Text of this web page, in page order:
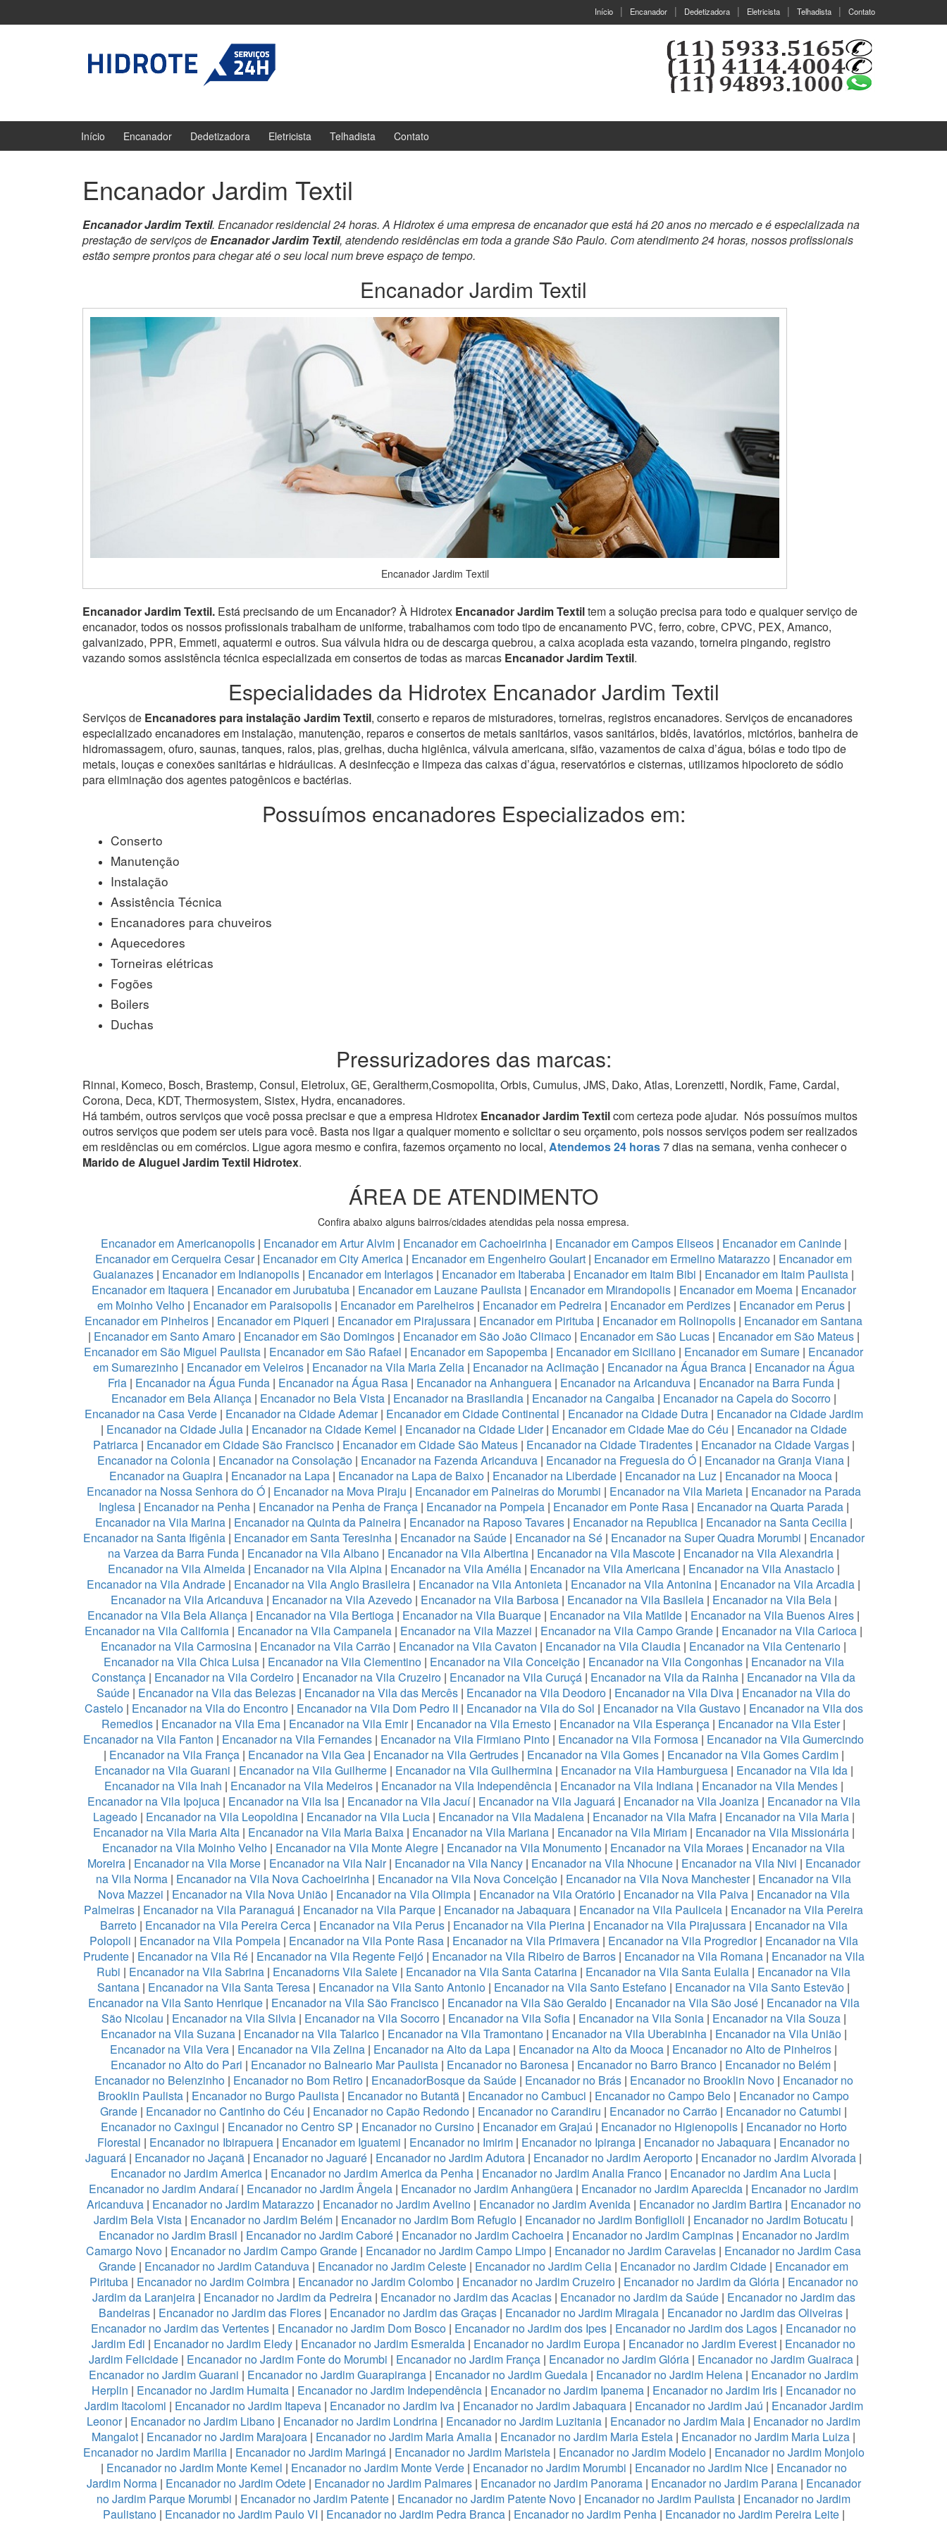
Início Encanador Dedetizadora Eletricista Telhadista Contato
Início Encanador Dedetizadora Eletricista Telhadista Contato
Encanador Jardim Textil
Encanador Jardim Textil. Encanador residencial 24 horas. A Hidrotex é uma empresa de encanador que está há 20 anos no mercado e é especializada na
prestação de serviços deEncanador Jardim Textil, atendendo residências em toda a grande São Paulo. Com atendimento 24 horas, nossos profissionais
estão sempre prontos para chegar até o seu local num breve espaço de tempo.
Encanador Jardim Textil
Encanador Jardim Textil
Encanador Jardim Textil. Está precisando de um Encanador? À Hidrotex Encanador Jardim Textiltem a solução precisa para todo e qualquer serviço de
encanador, todos os nossos profissionais trabalham de uniforme, trabalhamos com todo tipo de encanamento PVC, ferro, cobre, CPVC, PEX, Amanco,
galvanizado, PPR, Emmeti, aquatermi e outros. Sua válvula hidra ou de descarga quebrou, a caixa acoplada esta vazando, torneira pingando, registro
vazando somos assistência técnica especializada em consertos de todas as marcas Encanador Jardim Textil.
Especialidades da Hidrotex Encanador Jardim Textil
Serviços de Encanadores para instalação Jardim Textil, conserto e reparos de misturadores, torneiras, registros encanadores. Serviços de encanadores
especializado encanadores em instalação, manutenção, reparos e consertos de metais sanitários, vasos sanitários, bidês, lavatórios, mictórios, banheira de
hidromassagem, ofuro, saunas, tanques, ralos, pias, grelhas, ducha higiênica, válvula americana, sifão, vazamentos de caixa d’água, bóias e todo tipo de
metais, louças e conexões sanitárias e hidráulicas. A desinfecção e limpeza das caixas d’água, reservatórios e cisternas, utilizamos hipocloreto de sódio
para eliminação dos agentes patogênicos e bactérias.
Possuímos encanadores Especializados em:
Conserto
Manutenção
Instalação
Assistência Técnica
Encanadores para chuveiros
Aquecedores
Torneiras elétricas
Fogões
Boilers
Duchas
Pressurizadores das marcas:
Rinnai, Komeco, Bosch, Brastemp, Consul, Eletrolux, GE, Geraltherm,Cosmopolita, Orbis, Cumulus, JMS, Dako, Atlas, Lorenzetti, Nordik, Fame, Cardal,
Corona, Deca, KDT, Thermosystem, Sistex, Hydra, encanadores.
Há também, outros serviços que você possa precisar e que a empresa Hidrotex Encanador Jardim Textilcom certeza pode ajudar. Nós possuímos muitos
outros serviços que podem ser uteis para você. Basta nos ligar a qualquer momento e solicitar o seu orçamento, pois nossos serviços podem ser realizados
em residências ou em comércios. Ligue agora mesmo e confira, fazemos orçamento no local, Atendemos 24 horas7 dias na semana, venha conhecer o
Marido de Aluguel Jardim Textil Hidrotex.
ÁREA DE ATENDIMENTO
Confira abaixo alguns bairros/cidades atendidas pela nossa empresa.
Encanador em Americanopolis | Encanador em Artur Alvim | Encanador em Cachoeirinha| Encanador em Campos Eliseos | Encanador em Caninde|
Encanador em Cerqueira Cesar| Encanador em City America | Encanador em Engenheiro Goulart | Encanador em Ermelino Matarazzo | Encanador em
Guaianazes | Encanador em Indianopolis | Encanador em Interlagos | Encanador em Itaberaba | Encanador em Itaim Bibi | Encanador em Itaim Paulista |
Encanador em Itaquera| Encanador em Jurubatuba| Encanador em Lauzane Paulista | Encanador em Mirandopolis| Encanador em Moema| Encanador
em Moinho Velho | Encanador em Paraisopolis| Encanador em Parelheiros| Encanador em Pedreira| Encanador em Perdizes| Encanador em Perus|
Encanador em Pinheiros | Encanador em Piqueri | Encanador em Pirajussara | Encanador em Pirituba | Encanador em Rolinopolis | Encanador em Santana
| Encanador em Santo Amaro| Encanador em São Domingos| Encanador em São João Climaco| Encanador em São Lucas| Encanador em São Mateus |
Encanador em São Miguel Paulista | Encanador em São Rafael | Encanador em Sapopemba | Encanador em Siciliano | Encanador em Sumare | Encanador
em Sumarezinho| Encanador em Veleiros| Encanador na Vila Maria Zelia| Encanador na Aclimação| Encanador na Água Branca| Encanador na Água
Fria| Encanador na Água Funda| Encanador na Água Rasa | Encanador na Anhanguera| Encanador na Aricanduva| Encanador na Barra Funda |
Encanador em Bela Aliança | Encanador no Bela Vista| Encanador na Brasilandia| Encanador na Cangaiba| Encanador na Capela do Socorro |
Encanador na Casa Verde| Encanador na Cidade Ademar| Encanador em Cidade Continental | Encanador na Cidade Dutra | Encanador na Cidade Jardim
| Encanador na Cidade Julia | Encanador na Cidade Kemel | Encanador na Cidade Lider| Encanador em Cidade Mae do Céu | Encanador na Cidade
Patriarca| Encanador em Cidade São Francisco | Encanador em Cidade São Mateus| Encanador na Cidade Tiradentes| Encanador na Cidade Vargas |
Encanador na Colonia | Encanador na Consolação | Encanador na Fazenda Aricanduva | Encanador na Freguesia do Ó | Encanador na Granja Viana |
Encanador na Guapira | Encanador na Lapa | Encanador na Lapa de Baixo | Encanador na Liberdade | Encanador na Luz | Encanador na Mooca |
Encanador na Nossa Senhora do Ó| Encanador na Mova Piraju | Encanador em Paineiras do Morumbi | Encanador na Vila Marieta| Encanador na Parada
Inglesa | Encanador na Penha| Encanador na Penha de França | Encanador na Pompeia| Encanador em Ponte Rasa| Encanador na Quarta Parada|
Encanador na Vila Marina| Encanador na Quinta da Paineira| Encanador na Raposo Tavares| Encanador na Republica| Encanador na Santa Cecilia|
Encanador na Santa Ifigênia | Encanador em Santa Teresinha| Encanador na Saúde| Encanador na Sé| Encanador na Super Quadra Morumbi | Encanador
na Varzea da Barra Funda | Encanador na Vila Albano | Encanador na Vila Albertina | Encanador na Vila Mascote | Encanador na Vila Alexandria |
Encanador na Vila Almeida | Encanador na Vila Alpina | Encanador na Vila Amélia | Encanador na Vila Americana| Encanador na Vila Anastacio|
Encanador na Vila Andrade | Encanador na Vila Anglo Brasileira | Encanador na Vila Antonieta | Encanador na Vila Antonina | Encanador na Vila Arcadia |
Encanador na Vila Aricanduva| Encanador na Vila Azevedo| Encanador na Vila Barbosa| Encanador na Vila Basileia| Encanador na Vila Bela|
Encanador na Vila Bela Aliança | Encanador na Vila Bertioga | Encanador na Vila Buarque | Encanador na Vila Matilde | Encanador na Vila Buenos Aires |
Encanador na Vila California | Encanador na Vila Campanela | Encanador na Vila Mazzei | Encanador na Vila Campo Grande | Encanador na Vila Carioca |
Encanador na Vila Carmosina | Encanador na Vila Carrão | Encanador na Vila Cavaton | Encanador na Vila Claudia | Encanador na Vila Centenario |
Encanador na Vila Chica Luisa | Encanador na Vila Clementino| Encanador na Vila Conceição| Encanador na Vila Congonhas| Encanador na Vila
Constança | Encanador na Vila Cordeiro | Encanador na Vila Cruzeiro | Encanador na Vila Curuçá | Encanador na Vila da Rainha | Encanador na Vila da
Saúde | Encanador na Vila das Belezas | Encanador na Vila das Mercês | Encanador na Vila Deodoro | Encanador na Vila Diva | Encanador na Vila do
Castelo| Encanador na Vila do Encontro| Encanador na Vila Dom Pedro II | Encanador na Vila do Sol | Encanador na Vila Gustavo| Encanador na Vila dos
Remedios | Encanador na Vila Ema | Encanador na Vila Emir| Encanador na Vila Ernesto | Encanador na Vila Esperança | Encanador na Vila Ester|
Encanador na Vila Fanton | Encanador na Vila Fernandes | Encanador na Vila Firmiano Pinto | Encanador na Vila Formosa | Encanador na Vila Gumercindo
| Encanador na Vila França| Encanador na Vila Gea| Encanador na Vila Gertrudes| Encanador na Vila Gomes| Encanador na Vila Gomes Cardim|
Encanador na Vila Guarani | Encanador na Vila Guilherme| Encanador na Vila Guilhermina| Encanador na Vila Hamburguesa| Encanador na Vila Ida|
Encanador na Vila Inah | Encanador na Vila Medeiros| Encanador na Vila Independência| Encanador na Vila Indiana| Encanador na Vila Mendes|
Encanador na Vila Ipojuca| Encanador na Vila Isa| Encanador na Vila Jacuí| Encanador na Vila Jaguará| Encanador na Vila Joaniza| Encanador na Vila
Lageado| Encanador na Vila Leopoldina| Encanador na Vila Lucia| Encanador na Vila Madalena| Encanador na Vila Mafra | Encanador na Vila Maria|
Encanador na Vila Maria Alta| Encanador na Vila Maria Baixa| Encanador na Vila Mariana| Encanador na Vila Miriam| Encanador na Vila Missionária|
Encanador na Vila Moinho Velho | Encanador na Vila Monte Alegre | Encanador na Vila Monumento | Encanador na Vila Moraes | Encanador na Vila
Moreira| Encanador na Vila Morse| Encanador na Vila Nair| Encanador na Vila Nancy| Encanador na Vila Nhocune| Encanador na Vila Nivi | Encanador
na Vila Norma | Encanador na Vila Nova Cachoeirinha | Encanador na Vila Nova Conceição | Encanador na Vila Nova Manchester| Encanador na Vila
Nova Mazzei | Encanador na Vila Nova União| Encanador na Vila Olimpia| Encanador na Vila Oratório| Encanador na Vila Paiva| Encanador na Vila
Palmeiras | Encanador na Vila Paranaguá | Encanador na Vila Parque | Encanador na Jabaquara | Encanador na Vila Pauliceia | Encanador na Vila Pereira
Barreto| Encanador na Vila Pereira Cerca| Encanador na Vila Perus| Encanador na Vila Pierina| Encanador na Vila Pirajussara| Encanador na Vila
Polopoli | Encanador na Vila Pompeia| Encanador na Vila Ponte Rasa| Encanador na Vila Primavera| Encanador na Vila Progredior| Encanador na Vila
Prudente| Encanador na Vila Ré| Encanador na Vila Regente Feijó| Encanador na Vila Ribeiro de Barros| Encanador na Vila Romana| Encanador na Vila
Rubi | Encanador na Vila Sabrina | Encanadorns Vila Salete | Encanador na Vila Santa Catarina | Encanador na Vila Santa Eulalia | Encanador na Vila
Santana | Encanador na Vila Santa Teresa | Encanador na Vila Santo Antonio | Encanador na Vila Santo Estefano | Encanador na Vila Santo Estevão |
Encanador na Vila Santo Henrique| Encanador na Vila São Francisco| Encanador na Vila São Geraldo| Encanador na Vila São José| Encanador na Vila
São Nicolau | Encanador na Vila Silvia| Encanador na Vila Socorro| Encanador na Vila Sofia| Encanador na Vila Sonia| Encanador na Vila Souza|
Encanador na Vila Suzana| Encanador na Vila Talarico| Encanador na Vila Tramontano| Encanador na Vila Uberabinha| Encanador na Vila União|
Encanador na Vila Vera | Encanador na Vila Zelina | Encanador na Alto da Lapa | Encanador na Alto da Mooca | Encanador no Alto de Pinheiros |
Encanador no Alto do Pari | Encanador no Balneario Mar Paulista | Encanador no Baronesa | Encanador no Barro Branco | Encanador no Belém |
Encanador no Belenzinho| Encanador no Bom Retiro| EncanadorBosque da Saúde| Encanador no Brás| Encanador no Brooklin Novo| Encanador no
Brooklin Paulista | Encanador no Burgo Paulista | Encanador no Butantã | Encanador no Cambuci | Encanador no Campo Belo | Encanador no Campo
Grande | Encanador no Cantinho do Céu | Encanador no Capão Redondo | Encanador no Carandiru | Encanador no Carrão | Encanador no Catumbi |
Encanador no Caxingui | Encanador no Centro SP | Encanador no Cursino| Encanador em Grajaú | Encanador no Higienopolis| Encanador no Horto
Florestal | Encanador no Ibirapuera | Encanador em Iguatemi | Encanador no Imirim | Encanador no Ipiranga | Encanador no Jabaquara | Encanador no
Jaguará | Encanador no Jaçanã | Encanador no Jaguaré | Encanador no Jardim Adutora | Encanador no Jardim Aeroporto | Encanador no Jardim Alvorada |
Encanador no Jardim America | Encanador no Jardim America da Penha | Encanador no Jardim Analia Franco | Encanador no Jardim Ana Lucia |
Encanador no Jardim Andaraí| Encanador no Jardim Ângela | Encanador no Jardim Anhangüera | Encanador no Jardim Aparecida | Encanador no Jardim
Aricanduva| Encanador no Jardim Matarazzo| Encanador no Jardim Avelino| Encanador no Jardim Avenida| Encanador no Jardim Bartira| Encanador no
Jardim Bela Vista | Encanador no Jardim Belém | Encanador no Jardim Bom Refugio | Encanador no Jardim Bonfiglioli | Encanador no Jardim Botucatu |
Encanador no Jardim Brasil | Encanador no Jardim Caboré| Encanador no Jardim Cachoeira| Encanador no Jardim Campinas| Encanador no Jardim
Camargo Novo | Encanador no Jardim Campo Grande | Encanador no Jardim Campo Limpo | Encanador no Jardim Caravelas | Encanador no Jardim Casa
Grande | Encanador no Jardim Catanduva | Encanador no Jardim Celeste | Encanador no Jardim Celia | Encanador no Jardim Cidade | Encanador em
Pirituba| Encanador no Jardim Coimbra| Encanador no Jardim Colombo| Encanador no Jardim Cruzeiro| Encanador no Jardim da Glória| Encanador no
Jardim da Laranjeira| Encanador no Jardim da Pedreira| Encanador no Jardim das Acacias| Encanador no Jardim da Saúde| Encanador no Jardim das
Bandeiras | Encanador no Jardim das Flores | Encanador no Jardim das Graças | Encanador no Jardim Miragaia | Encanador no Jardim das Oliveiras |
Encanador no Jardim das Vertentes | Encanador no Jardim Dom Bosco | Encanador no Jardim dos Ipes | Encanador no Jardim dos Lagos | Encanador no
Jardim Edi | Encanador no Jardim Eledy | Encanador no Jardim Esmeralda | Encanador no Jardim Europa | Encanador no Jardim Everest | Encanador no
Jardim Felicidade| Encanador no Jardim Fonte do Morumbi | Encanador no Jardim França| Encanador no Jardim Glória| Encanador no Jardim Guairaca|
Encanador no Jardim Guarani | Encanador no Jardim Guarapiranga | Encanador no Jardim Guedala | Encanador no Jardim Helena | Encanador no Jardim
Herplin | Encanador no Jardim Humaita| Encanador no Jardim Independência| Encanador no Jardim Ipanema| Encanador no Jardim Iris| Encanador no
Jardim Itacolomi | Encanador no Jardim Itapeva| Encanador no Jardim Iva| Encanador no Jardim Jabaquara| Encanador no Jardim Jaú | Encanador Jardim
Leonor| Encanador no Jardim Libano | Encanador no Jardim Londrina | Encanador no Jardim Luzitania | Encanador no Jardim Maia | Encanador no Jardim
Mangalot | Encanador no Jardim Marajoara | Encanador no Jardim Maria Amalia | Encanador no Jardim Maria Estela | Encanador no Jardim Maria Luiza |
Encanador no Jardim Marilia| Encanador no Jardim Maringá| Encanador no Jardim Maristela| Encanador no Jardim Modelo| Encanador no Jardim Monjolo
| Encanador no Jardim Monte Kemel | Encanador no Jardim Monte Verde| Encanador no Jardim Morumbi | Encanador no Jardim Nice| Encanador no
Jardim Norma| Encanador no Jardim Odete| Encanador no Jardim Palmares| Encanador no Jardim Panorama| Encanador no Jardim Parana| Encanador
no Jardim Parque Morumbi | Encanador no Jardim Patente | Encanador no Jardim Patente Novo | Encanador no Jardim Paulista | Encanador no Jardim
Paulistano| Encanador no Jardim Paulo VI | Encanador no Jardim Pedra Branca| Encanador no Jardim Penha| Encanador no Jardim Pereira Leite|